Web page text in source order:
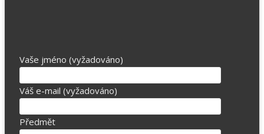
Vaše jméno (vyžadováno)
Váš e-mail (vyžadováno)
Předmět